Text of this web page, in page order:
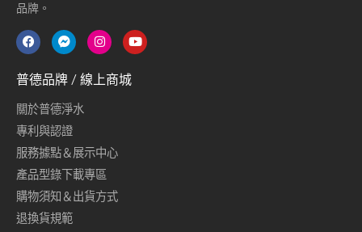
品牌。
普德品牌 / 線上商城
關於普德淨水
專利與認證
服務據點＆展示中心
產品型錄下載專區
購物須知＆出貨方式
退換貨規範